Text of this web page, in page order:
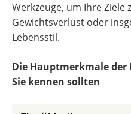
Werkzeuge, um Ihre Ziele
Gewichtsverlust oder
Lebensstil.
Die Hauptmerkmale der
Sie kennen sollten